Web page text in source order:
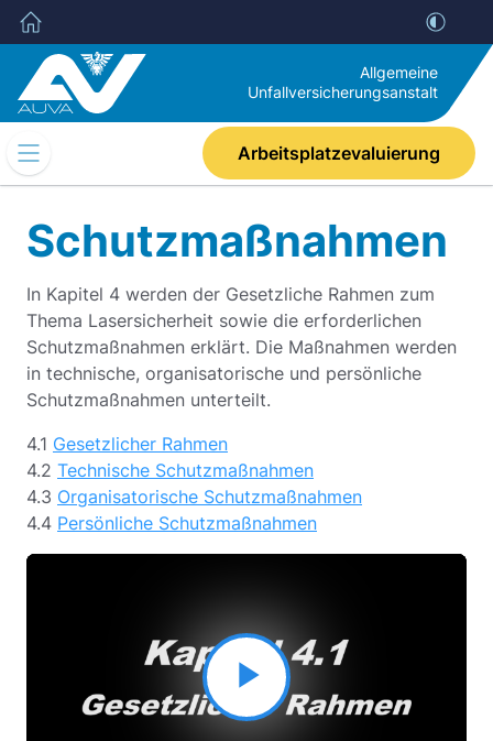
Allgemeine
Unfallversicherungsanstalt
Mobile
Navigation
Arbeitsplatzevaluierung
Schutzmaßnahmen
In Kapitel 4 werden der Gesetzliche Rahmen zum
Thema Lasersicherheit sowie die erforderlichen
Schutzmaßnahmen erklärt. Die Maßnahmen werden
in technische, organisatorische und persönliche
Schutzmaßnahmen unterteilt.
4.1 Gesetzlicher Rahmen
4.2 Technische Schutzmaßnahmen
4.3 Organisatorische Schutzmaßnahmen
4.4 Persönliche Schutzmaßnahmen
Video